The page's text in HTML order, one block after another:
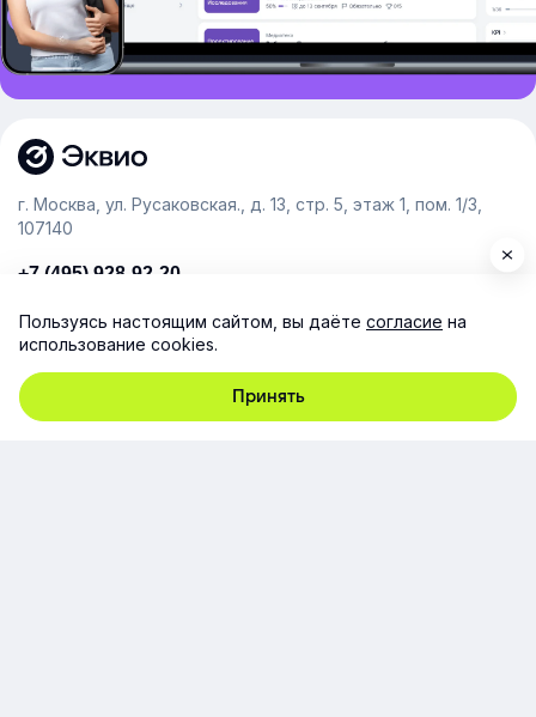
г. Москва, ул. Русаковская., д. 13, стр. 5, этаж 1, пом. 1/3,
107140
+7 (495) 928-92-20
Расскажем о платформе и предоставим бесплатный
демо-доступ
Пользуясь настоящим сайтом, вы даёте согласие на
использование cookies.
Принять